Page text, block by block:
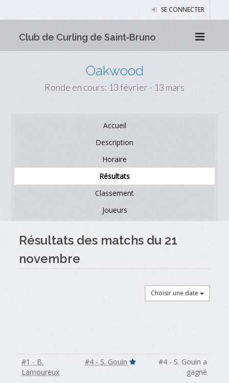
SE CONNECTER
Club de Curling de Saint‑Bruno
Oakwood
Ronde en cours: 13 février - 13 mars
Accueil
Description
Horaire
Résultats
Classement
Joueurs
Résultats des matchs du 21
novembre
Choisir une date
#1 - B.
Lamoureux
#4 - S. Gouin
#4 - S. Gouin a
gagné